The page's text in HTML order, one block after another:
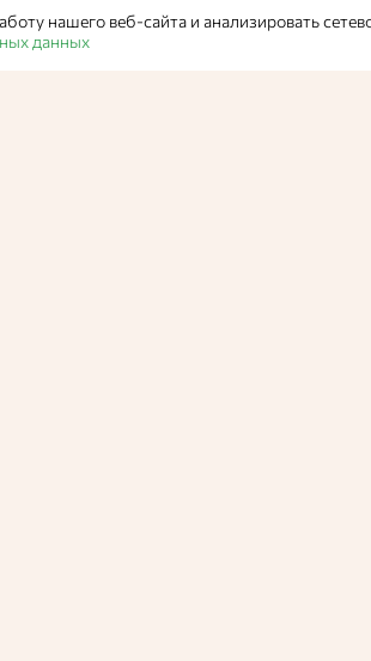
хорошо вы в
себя в нашем
термины. Ученые
понятием «плод».
насколько хорошо
нашего веб-сайта и анализировать
данных